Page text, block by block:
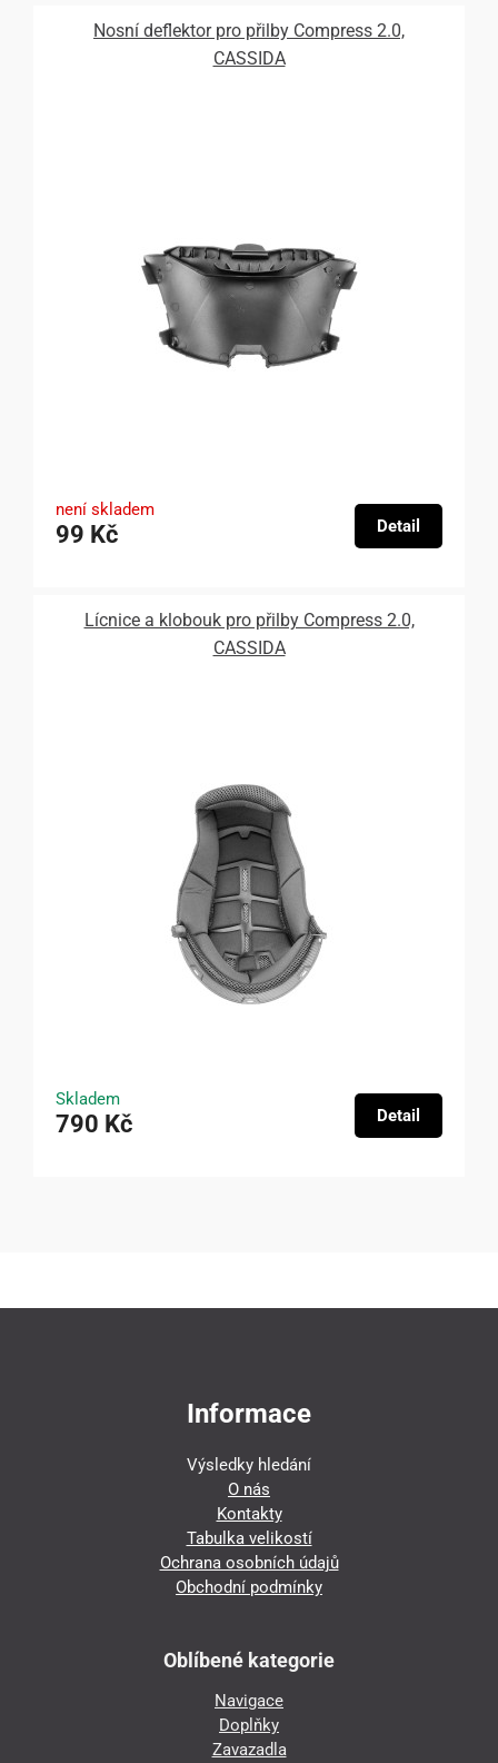
Nosní deflektor pro přilby Compress 2.0,
CASSIDA
není skladem
99 Kč Detail
Lícnice a klobouk pro přilby Compress 2.0,
CASSIDA
Skladem
790 Kč Detail
Informace
Výsledky hledání
O nás
Kontakty
Tabulka velikostí
Ochrana osobních údajů
Obchodní podmínky
Oblíbené kategorie
Navigace
Doplňky
Zavazadla